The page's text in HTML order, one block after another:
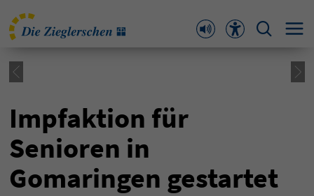
Impfaktion für
Senioren in
Gomaringen gestartet